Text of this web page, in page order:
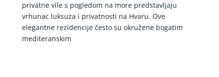
privatne vile s pogledom na more predstavljaju
vrhunac luksuza i privatnosti na Hvaru. Ove
elegantne rezidencije često su okružene bogatim
mediteranskim